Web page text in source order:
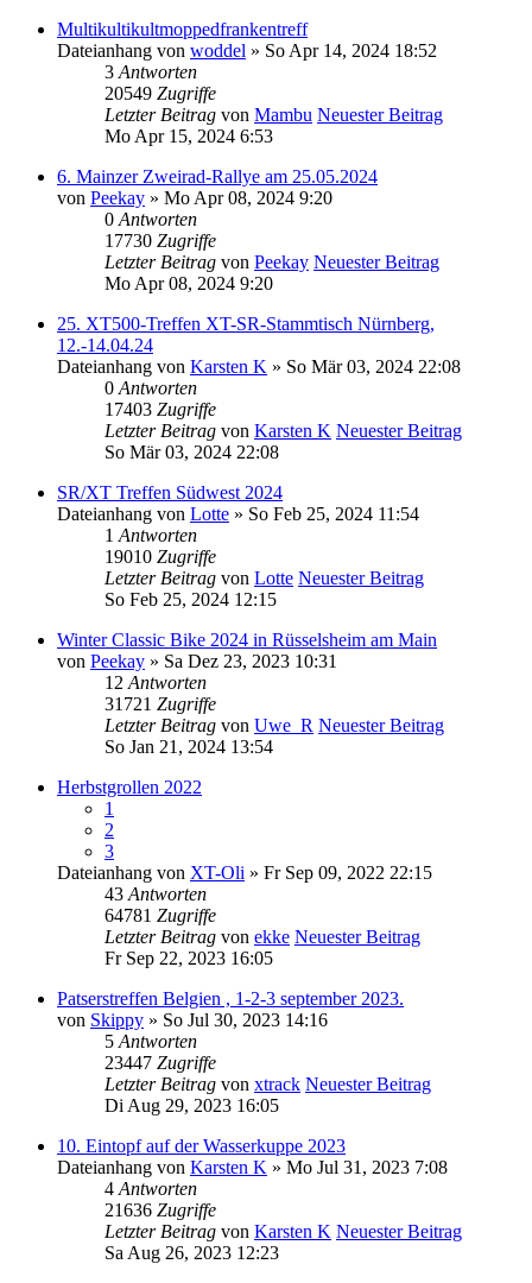
Multikultikultmoppedfrankentreff
Dateianhang von woddel » So Apr 14, 2024 18:52
3 Antworten
20549 Zugriffe
Letzter Beitrag von Mambu Neuester Beitrag
Mo Apr 15, 2024 6:53
6. Mainzer Zweirad-Rallye am 25.05.2024
von Peekay » Mo Apr 08, 2024 9:20
0 Antworten
17730 Zugriffe
Letzter Beitrag von Peekay Neuester Beitrag
Mo Apr 08, 2024 9:20
25. XT500-Treffen XT-SR-Stammtisch Nürnberg,
12.-14.04.24
Dateianhang von Karsten K » So Mär 03, 2024 22:08
0 Antworten
17403 Zugriffe
Letzter Beitrag von Karsten K Neuester Beitrag
So Mär 03, 2024 22:08
SR/XT Treffen Südwest 2024
Dateianhang von Lotte » So Feb 25, 2024 11:54
1 Antworten
19010 Zugriffe
Letzter Beitrag von Lotte Neuester Beitrag
So Feb 25, 2024 12:15
Winter Classic Bike 2024 in Rüsselsheim am Main
von Peekay » Sa Dez 23, 2023 10:31
12 Antworten
31721 Zugriffe
Letzter Beitrag von Uwe_R Neuester Beitrag
So Jan 21, 2024 13:54
Herbstgrollen 2022
1
2
3
Dateianhang von XT-Oli » Fr Sep 09, 2022 22:15
43 Antworten
64781 Zugriffe
Letzter Beitrag von ekke Neuester Beitrag
Fr Sep 22, 2023 16:05
Patserstreffen Belgien , 1-2-3 september 2023.
von Skippy » So Jul 30, 2023 14:16
5 Antworten
23447 Zugriffe
Letzter Beitrag von xtrack Neuester Beitrag
Di Aug 29, 2023 16:05
10. Eintopf auf der Wasserkuppe 2023
Dateianhang von Karsten K » Mo Jul 31, 2023 7:08
4 Antworten
21636 Zugriffe
Letzter Beitrag von Karsten K Neuester Beitrag
Sa Aug 26, 2023 12:23